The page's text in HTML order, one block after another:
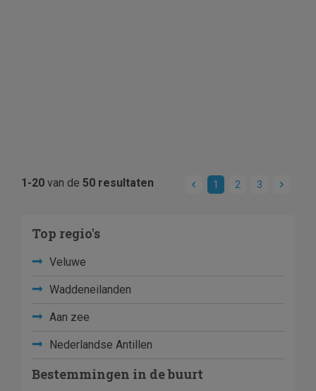
1-20 van de 50 resultaten 1 2 3
Top regio's
Veluwe
Waddeneilanden
Aan zee
Nederlandse Antillen
Bestemmingen in de buurt